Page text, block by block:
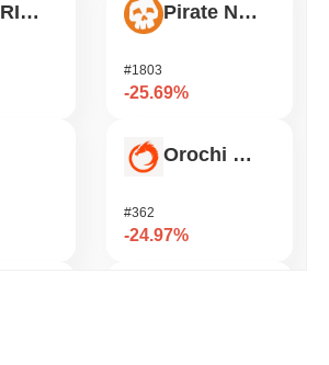
TUTORIAL Pirate Nation Token
#1803
-25.69%
Orochi Network
#362
-24.97%